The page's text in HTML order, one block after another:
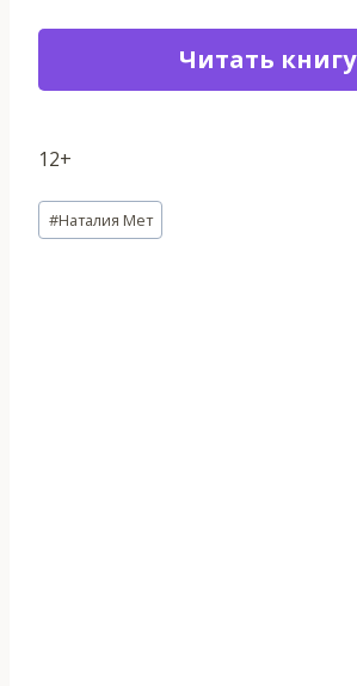
Читать книгу
12+
Метки
записи:
#Наталия Мет